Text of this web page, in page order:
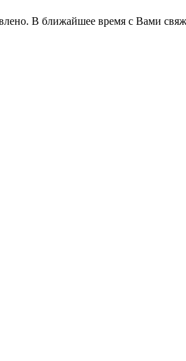
В ближайшее время с Вами